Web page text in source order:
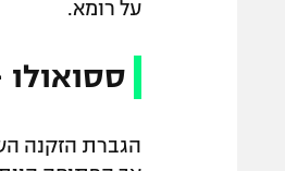
על רומא.
ססואולו –
הגברת הזקנה